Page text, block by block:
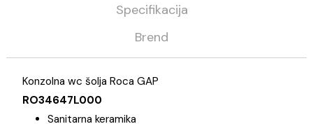
Roca
Specifikacija